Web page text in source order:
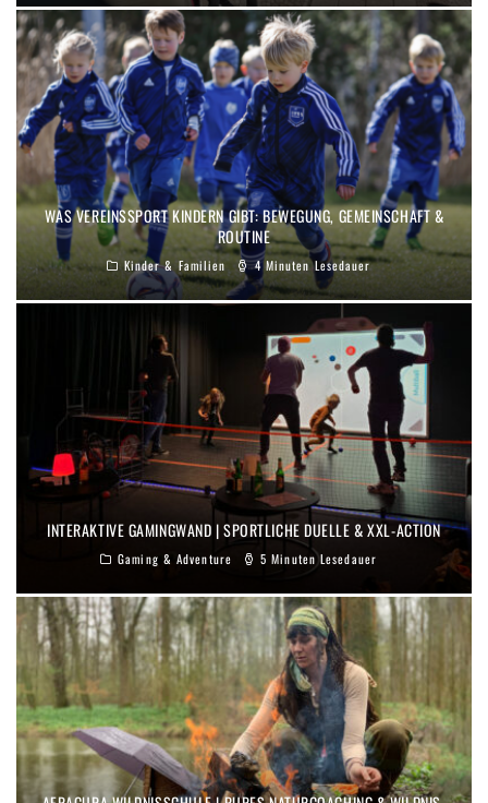
WAS VEREINSSPORT KINDERN GIBT: BEWEGUNG, GEMEINSCHAFT &
ROUTINE
Kinder & Familien 4 Minuten Lesedauer
INTERAKTIVE GAMINGWAND | SPORTLICHE DUELLE & XXL-ACTION
Gaming & Adventure 5 Minuten Lesedauer